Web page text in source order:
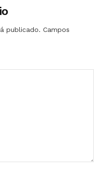
publicado. Campos